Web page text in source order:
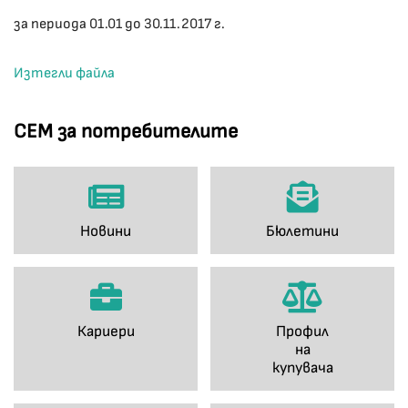
СЕМ за потребителите
Новини Бюлетини
Кариери
Профил
на
купувача
за периода 01.01 до 30.11.2017 г.
Изтегли файла